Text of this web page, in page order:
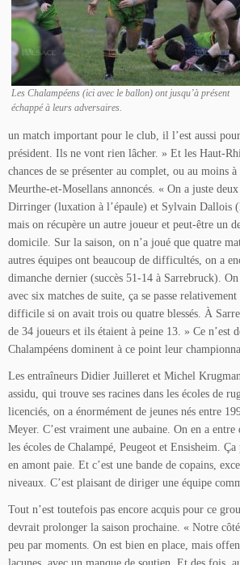
Les Chalampéens (ici avec le ballon) ont jusqu’à présent
échappé à leurs adversaires.
un match important pour le club, il l’est aussi
président. Ils ne vont rien lâcher. » Et les Haut-
chances de se présenter au complet, ou au moins
Meurthe-et-Mosellans annoncés. « On a juste deux
Dirringer (luxation à l’épaule) et Sylvain Dallois
mais on récupère un autre joueur et peut-être un
domicile. Sur la saison, on n’a joué que quatre
autres équipes ont beaucoup de difficultés, on a
dimanche dernier (succès 51-14 à Sarrebruck).
avec six matches de suite, ça se passe
difficile si on avait trois ou quatre blessés. À
de 34 joueurs et ils étaient à peine 13. » Ce n’est
Chalampéens dominent à ce point leur
Les entraîneurs Didier Juilleret et Michel
assidu, qui trouve ses racines dans les écoles de
licenciés, on a énormément de jeunes nés entre
Meyer. C’est vraiment une aubaine. On en a entre
les écoles de Chalampé, Peugeot et Ensisheim.
en amont paie. Et c’est une bande de copains,
niveaux. C’est plaisant de diriger une équipe
Tout n’est toutefois pas encore acquis pour ce
devrait prolonger la saison prochaine. « Notre
peu par moments. On est bien en place, mais